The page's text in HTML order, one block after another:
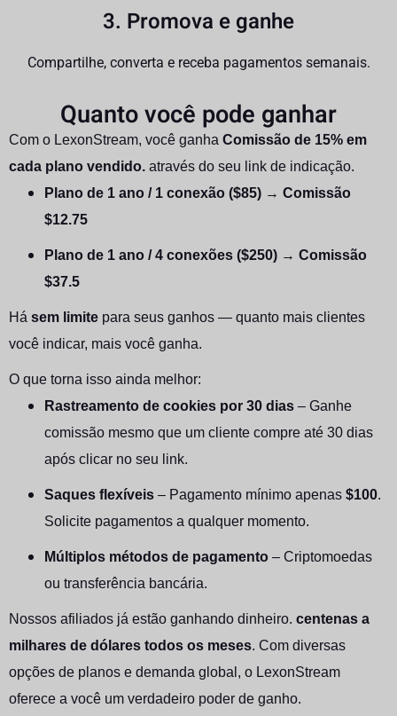
3. Promova e ganhe
Compartilhe, converta e receba pagamentos semanais.
Quanto você pode ganhar
Com o LexonStream, você ganha Comissão de 15% em
cada plano vendido. através do seu link de indicação.
Plano de 1 ano / 1 conexão ($85) → Comissão
$12.75
Plano de 1 ano / 4 conexões ($250) → Comissão
$37.5
Há sem limite para seus ganhos — quanto mais clientes
você indicar, mais você ganha.
O que torna isso ainda melhor:
Rastreamento de cookies por 30 dias – Ganhe
comissão mesmo que um cliente compre até 30 dias
após clicar no seu link.
Saques flexíveis – Pagamento mínimo apenas $100.
Solicite pagamentos a qualquer momento.
Múltiplos métodos de pagamento – Criptomoedas
ou transferência bancária.
Nossos afiliados já estão ganhando dinheiro. centenas a
milhares de dólares todos os meses. Com diversas
opções de planos e demanda global, o LexonStream
oferece a você um verdadeiro poder de ganho.